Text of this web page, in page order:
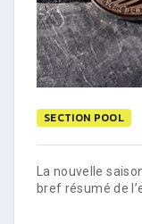
SECTION POOL
La nouvelle
bref résumé de